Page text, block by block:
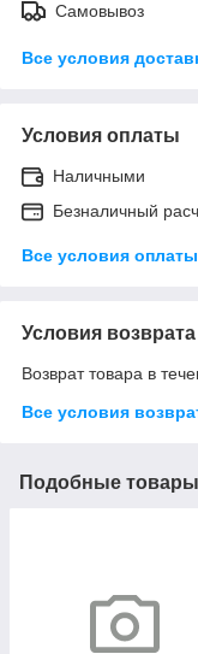
Самовывоз
Все условия
Условия оплаты
Наличными
Безналичный
Все условия оплаты
Условия возврата
Возврат товара в
Все условия
Подобные